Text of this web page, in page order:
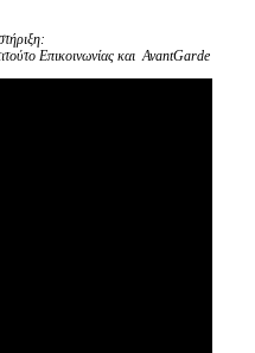
Επικοινωνίας και AvantGarde